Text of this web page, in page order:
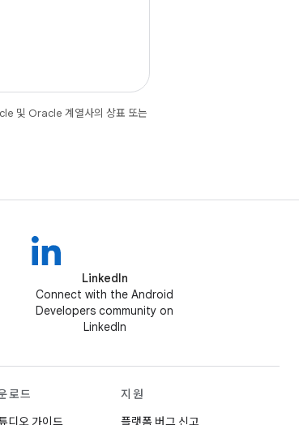
및 Oracle 계열사의 상표 또는
LinkedIn
Connect with the Android
Developers community on
LinkedIn
로드
디오 가이드
지원
플랫폼 버그 신고